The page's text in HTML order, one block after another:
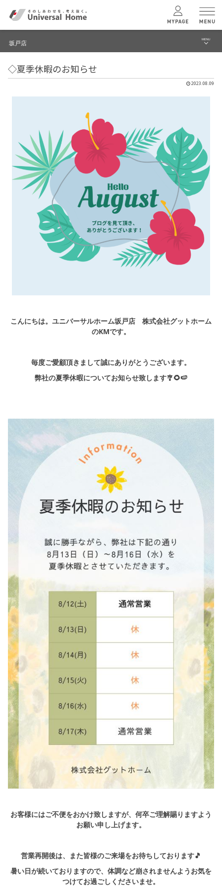
ユニバーサルホームの特長
テクノロジー
建築実例
モデルハウス 検索・見学予約
シミュレーション
キャンペーン・ コラボ情報
坂戸店 MENU
ブログ
モデルハウス見学予約
坂戸店 TOPへ
◇夏季休暇のお知らせ
2023.08.09
こんにちは。ユニバーサルホーム坂戸店 株式会社グットホーム
のKMです。
毎度ご愛顧頂きまして誠にありがとうございます。
弊社の夏季休暇についてお知らせ致します🎐🌻🍉
お客様にはご不便をおかけ致しますが、何卒ご理解賜りますよう
お願い申し上げます。
営業再開後は、また皆様のご来場をお待ちしております🎵
暑い日が続いておりますので、体調など崩されませんようお気を
つけてお過ごしくださいませ。